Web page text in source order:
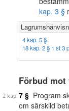
kap. 3 §
4 kap. 5 §
18 kap. 2 § 1 st 3
Förbud
7 § Program
om särskild